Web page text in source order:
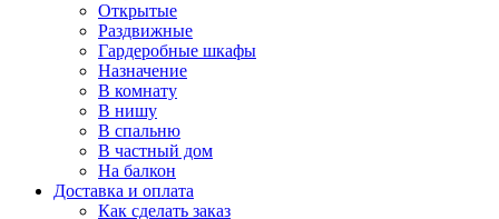
Открытые
Раздвижные
Гардеробные шкафы
Назначение
В комнату
В нишу
В спальню
В частный дом
На балкон
Доставка и оплата
Как сделать заказ